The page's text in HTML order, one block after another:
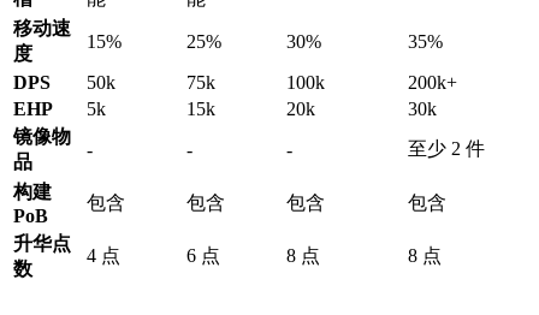
移动速
度
15% 25% 30%
35%
DPS
50k 75k 100k
200k+
EHP
5k 15k 20k
30k
镜像物
品
- - - 至少 2 件
构建
PoB
包含 包含 包含
包含
升华点
数
4 点 6 点 8 点 8 点